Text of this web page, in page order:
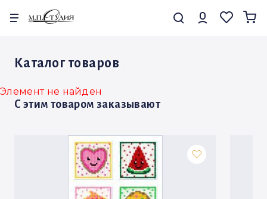
Каталог товаров
Элемент не найден
С этим товаром заказывают
Каталог товаров
Наборы для вышивания
Алмазная мозаика
Канва,бисер и габардин
Акриловые подставки
Акционные товары